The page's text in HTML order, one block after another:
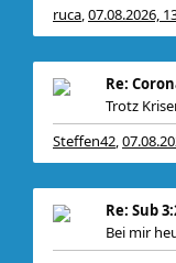
ruca,07.08.2026,
Re:
Trotz
Steffen42,
Bei mir